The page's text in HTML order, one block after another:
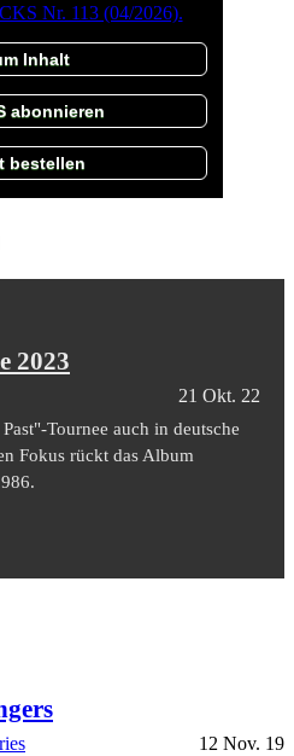
Inhalt
abonnieren
bestellen
2023
21 Okt. 22
Tournee auch in deutsche
Fokus rückt das Album
12 Nov. 19